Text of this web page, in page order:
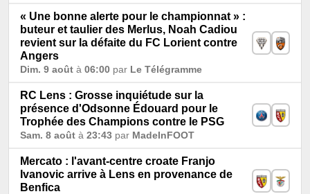
« Une bonne alerte pour le championnat » :
buteur et taulier des Merlus, Noah Cadiou
revient sur la défaite du FC Lorient contre
Angers
Dim. 9 août à 06:00 par Le Télégramme
RC Lens : Grosse inquiétude sur la
présence d'Odsonne Édouard pour le
Trophée des Champions contre le PSG
Sam. 8 août à 23:43 par MadeInFOOT
Mercato : l'avant-centre croate Franjo
Ivanovic arrive à Lens en provenance de
Benfica